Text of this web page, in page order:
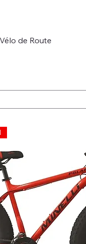
de Route